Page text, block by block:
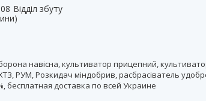
Відділ збуту
навісна, культиватор прицепний,
РУМ, Розкидач міндобрив, расбрасіватель
бесплатная доставка по всей Украине